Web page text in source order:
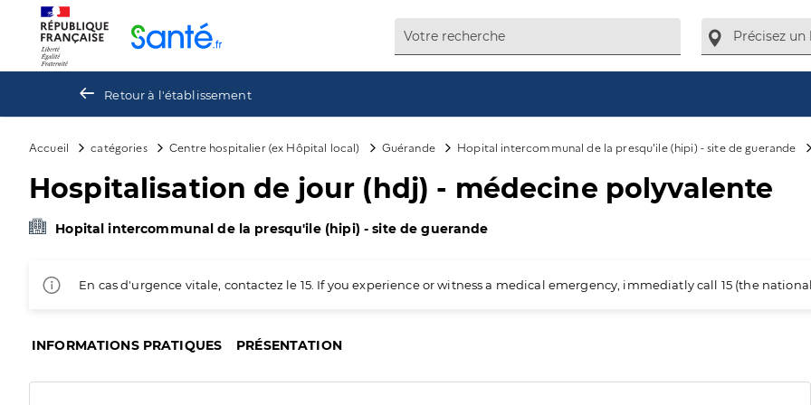
Retour à l'établissement
Accueil catégories Centre hospitalier (ex Hôpital local) Guérande Hopital intercommunal de la presqu'ile (hipi) - site de guerande
Hospitalisation de jour (hdj) - médecine polyvalente
Hopital intercommunal de la presqu'ile (hipi) - site de guerande
En cas d'urgence vitale, contactez le 15. If you experience or witness a medical emergency, immediatly call 15 (the
INFORMATIONS PRATIQUES PRÉSENTATION
Panneau de gestion des cookies